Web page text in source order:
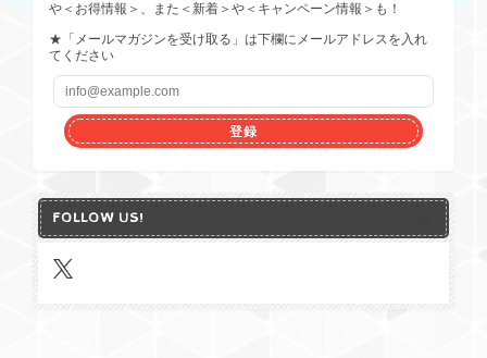
や＜お得情報＞、また＜新着＞や＜キャンペーン情報＞も！
★「メールマガジンを受け取る」は下欄にメールアドレスを入れ
てください
登録
FOLLOW US!